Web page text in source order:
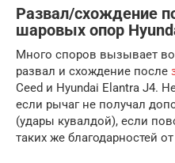
Развал/схождение
шаровых опор
Много споров вызывает
развал и схождение после
Ceed и Hyundai Elantra J4.
если рычаг не получал
(удары кувалдой), если
таких же благодарностей